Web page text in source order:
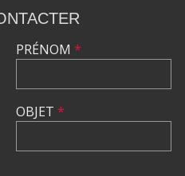
PRÉNOM *
OBJET *